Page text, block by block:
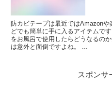
防カビテープは最近ではAmazon
どでも簡単に手に入るアイテムで
をお風呂で使用したらどうなるの
は意外と面倒ですよね。 ...
スポンサ